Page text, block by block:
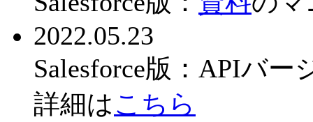
2022.05.23
Salesforce版：APIバ
詳細はこちら